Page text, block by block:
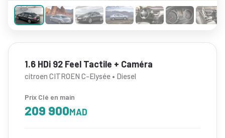
1.6 HDi 92 Feel Tactile + Caméra
citroen CITROEN C-Elysée • Diesel
Prix Clé en main
209 900MAD